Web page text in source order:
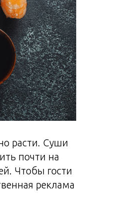
расти. Суши
почти на
Чтобы гости
реклама